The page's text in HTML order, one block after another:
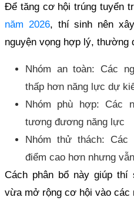
Để tăng cơ hội trúng tuyển
năm 2026, thí sinh nên
nguyện vọng hợp lý, thường
Nhóm an toàn: Các
thấp hơn năng lực dự
Nhóm phù hợp: Các
tương đương năng lực
Nhóm thử thách: Các
điểm cao hơn nhưng
Cách phân bổ này giúp thí
vừa mở rộng cơ hội vào các